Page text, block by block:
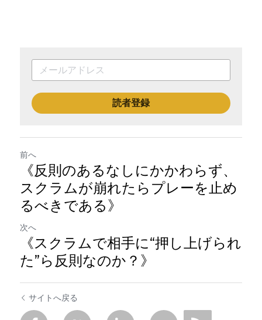
読者登録
前へ
《反則のあるなしにかかわらず、
スクラムが崩れたらプレーを止め
るべきである》
次へ
《スクラムで相手に“押し上げられ
た”ら反則なのか？》
サイトへ戻る